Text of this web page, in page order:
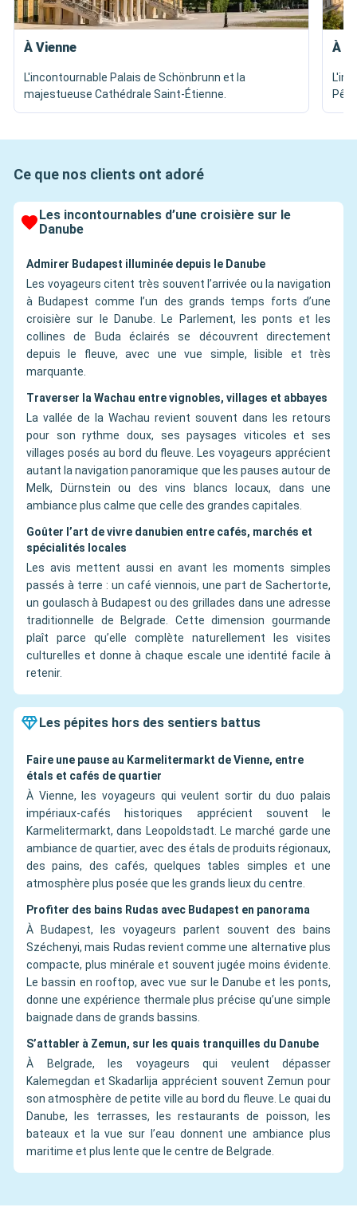
À Vienne
L'incontournable Palais de Schönbrunn et la
majestueuse Cathédrale Saint-Étienne.
À
Ce que nos clients ont adoré
Les incontournables d’une croisière sur le
Danube
Admirer Budapest illuminée depuis le Danube
Les voyageurs citent très souvent l’arrivée ou la navigation
à Budapest comme l’un des grands temps forts d’une
croisière sur le Danube. Le Parlement, les ponts et les
collines de Buda éclairés se découvrent directement
depuis le fleuve, avec une vue simple, lisible et très
marquante.
Traverser la Wachau entre vignobles, villages et abbayes
La vallée de la Wachau revient souvent dans les retours
pour son rythme doux, ses paysages viticoles et ses
villages posés au bord du fleuve. Les voyageurs apprécient
autant la navigation panoramique que les pauses autour de
Melk, Dürnstein ou des vins blancs locaux, dans une
ambiance plus calme que celle des grandes capitales.
Goûter l’art de vivre danubien entre cafés, marchés et
spécialités locales
Les avis mettent aussi en avant les moments simples
passés à terre : un café viennois, une part de Sachertorte,
un goulasch à Budapest ou des grillades dans une adresse
traditionnelle de Belgrade. Cette dimension gourmande
plaît parce qu’elle complète naturellement les visites
culturelles et donne à chaque escale une identité facile à
retenir.
Les pépites hors des sentiers battus
Faire une pause au Karmelitermarkt de Vienne, entre
étals et cafés de quartier
À Vienne, les voyageurs qui veulent sortir du duo palais
impériaux-cafés historiques apprécient souvent le
Karmelitermarkt, dans Leopoldstadt. Le marché garde une
ambiance de quartier, avec des étals de produits régionaux,
des pains, des cafés, quelques tables simples et une
atmosphère plus posée que les grands lieux du centre.
Profiter des bains Rudas avec Budapest en panorama
À Budapest, les voyageurs parlent souvent des bains
Széchenyi, mais Rudas revient comme une alternative plus
compacte, plus minérale et souvent jugée moins évidente.
Le bassin en rooftop, avec vue sur le Danube et les ponts,
donne une expérience thermale plus précise qu’une simple
baignade dans de grands bassins.
S’attabler à Zemun, sur les quais tranquilles du Danube
À Belgrade, les voyageurs qui veulent dépasser
Kalemegdan et Skadarlija apprécient souvent Zemun pour
son atmosphère de petite ville au bord du fleuve. Le quai du
Danube, les terrasses, les restaurants de poisson, les
bateaux et la vue sur l’eau donnent une ambiance plus
maritime et plus lente que le centre de Belgrade.